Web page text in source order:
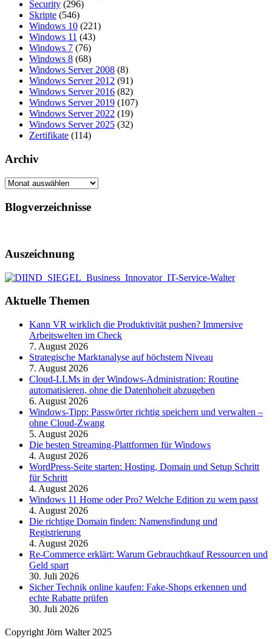
Security (296)
Skripte (546)
Windows 10 (221)
Windows 11 (43)
Windows 7 (76)
Windows 8 (68)
Windows Server 2008 (8)
Windows Server 2012 (91)
Windows Server 2016 (82)
Windows Server 2019 (107)
Windows Server 2022 (19)
Windows Server 2025 (32)
Zertifikate (114)
Archiv
Archiv
Blogverzeichnisse
Auszeichnung
Aktuelle Themen
Kann VR wirklich die Produktivität pushen? Immersive
Arbeitswelten im Check
7. August 2026
Strategische Marktanalyse auf höchstem Niveau
7. August 2026
Cloud-LLMs in der Windows-Administration: Routine
automatisieren, ohne die Datenhoheit abzugeben
6. August 2026
Windows-Tipp: Passwörter richtig speichern und verwalten –
ohne Cloud-Zwang
5. August 2026
Die besten Streaming-Plattformen für Windows
4. August 2026
WordPress-Seite starten: Hosting, Domain und Setup Schritt
für Schritt
4. August 2026
Windows 11 Home oder Pro? Welche Edition zu wem passt
4. August 2026
Die richtige Domain finden: Namensfindung und
Registrierung
4. August 2026
Re-Commerce erklärt: Warum Gebrauchtkauf Ressourcen und
Geld spart
30. Juli 2026
Sicher Technik online kaufen: Fake-Shops erkennen und
echte Rabatte prüfen
30. Juli 2026
Copyright Jörn Walter 2025